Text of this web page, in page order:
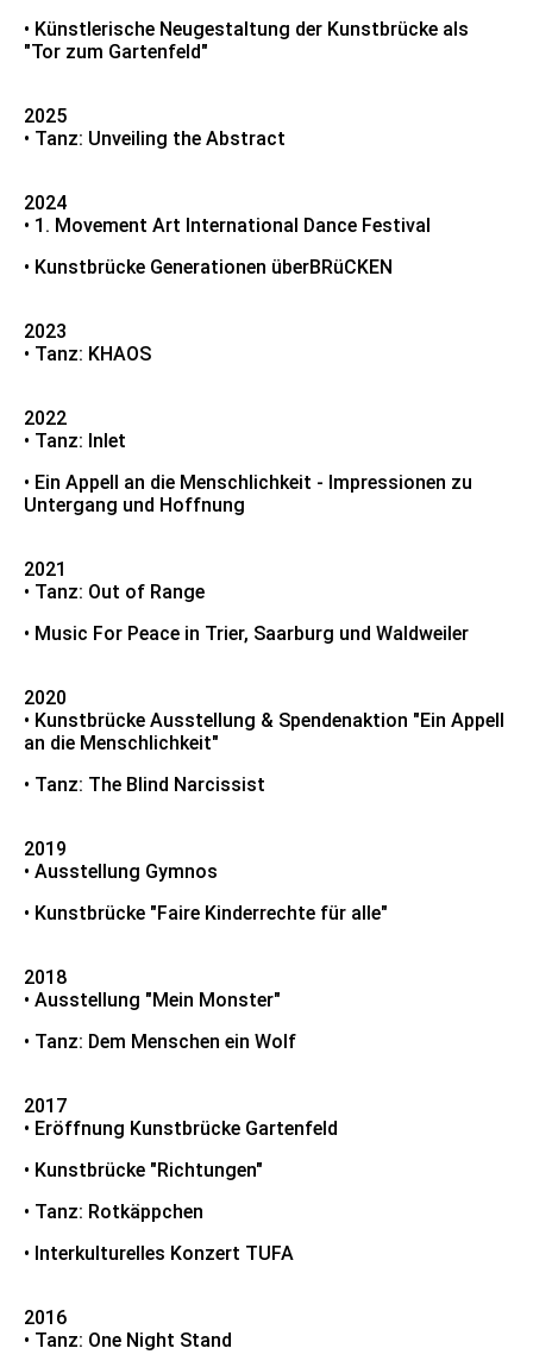
• Künstlerische Neugestaltung der Kunstbrücke als
"Tor zum Gartenfeld"
2025
• Tanz: Unveiling the Abstract
2024
• 1. Movement Art International Dance Festival
• Kunstbrücke Generationen überBRüCKEN
2023
• Tanz: KHAOS
2022
• Tanz: Inlet
• Ein Appell an die Menschlichkeit - Impressionen zu
Untergang und Hoffnung
2021
• Tanz: Out of Range
• Music For Peace in Trier, Saarburg und Waldweiler
2020
• Kunstbrücke Ausstellung & Spendenaktion "Ein Appell
an die Menschlichkeit"
• Tanz: The Blind Narcissist
2019
• Ausstellung Gymnos
• Kunstbrücke "Faire Kinderrechte für alle"
2018
• Ausstellung "Mein Monster"
• Tanz: Dem Menschen ein Wolf
2017
• Eröffnung Kunstbrücke Gartenfeld
• Kunstbrücke "Richtungen"
• Tanz: Rotkäppchen
• Interkulturelles Konzert TUFA
2016
• Tanz: One Night Stand